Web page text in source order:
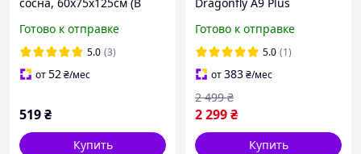
полотна 120см., ROSA
Studio
Готово к отправке
5.0 (3)
от52₴/мес
519₴
Купить
8K 2.4G Bluetooth USB-C
для ПК и Mac легкая
Готово к отправке
5.0 (1)
от383₴/мес
2 299₴
2 499 ₴
Купить